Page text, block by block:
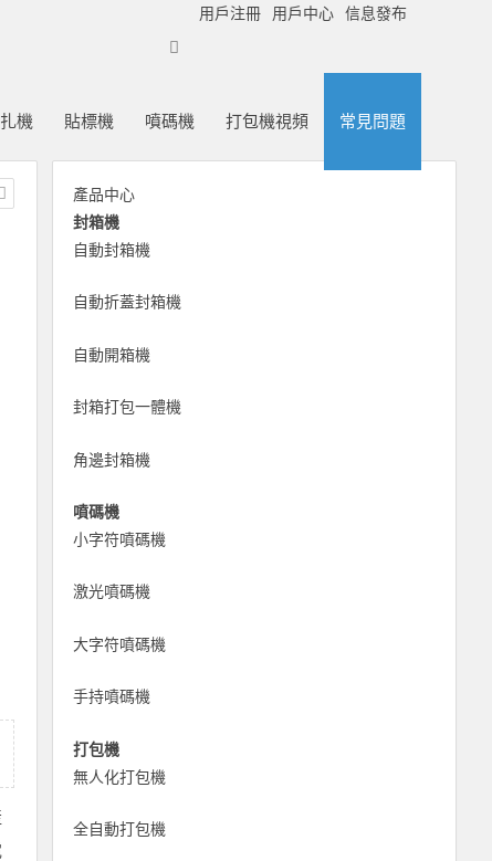
用戶注冊 用戶中心 信息發布
機 貼標機 噴碼機 打包機視頻 常見問題
產品中心
封箱機
自動封箱機
自動折蓋封箱機
自動開箱機
封箱打包一體機
角邊封箱機
噴碼機
小字符噴碼機
激光噴碼機
大字符噴碼機
手持噴碼機
打包機
無人化打包機
全自動打包機